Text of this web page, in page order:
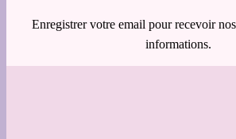
Enregistrer votre email pour recevoir
informations.